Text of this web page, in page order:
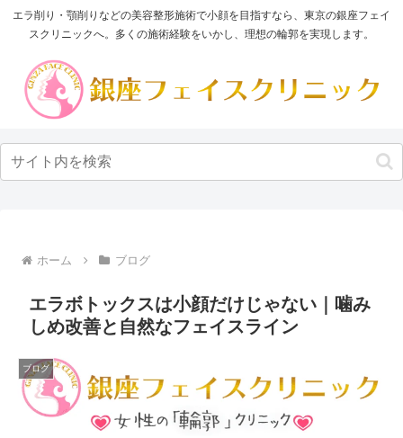
エラ削り・顎削りなどの美容整形施術で小顔を目指すなら、東京の銀座フェイ
スクリニックへ。多くの施術経験をいかし、理想の輪郭を実現します。
ホーム ブログ
エラボトックスは小顔だけじゃない｜噛み
しめ改善と自然なフェイスライン
ブログ